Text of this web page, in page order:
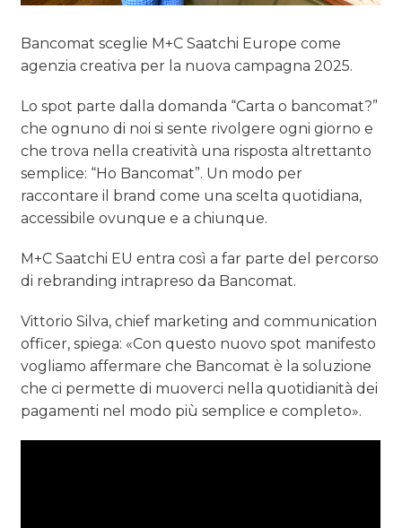
Bancomat sceglie M+C Saatchi Europe come
agenzia creativa per la nuova campagna 2025.
Lo spot parte dalla domanda “Carta o bancomat?”
che ognuno di noi si sente rivolgere ogni giorno e
che trova nella creatività una risposta altrettanto
semplice: “Ho Bancomat”. Un modo per
raccontare il brand come una scelta quotidiana,
accessibile ovunque e a chiunque.
M+C Saatchi EU entra così a far parte del percorso
di rebranding intrapreso da Bancomat.
Vittorio Silva, chief marketing and communication
officer, spiega: «Con questo nuovo spot manifesto
vogliamo affermare che Bancomat è la soluzione
che ci permette di muoverci nella quotidianità dei
pagamenti nel modo più semplice e completo».